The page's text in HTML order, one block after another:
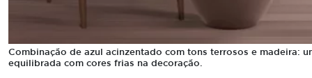
Combinação de azul acinzentado com tons terrosos e madeira:
equilibrada com cores frias na decoração.